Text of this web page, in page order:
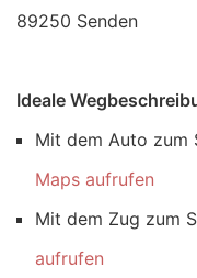
89250 Senden
Ideale
Mit dem Auto zum
Maps aufrufen
Mit dem Zug zum
aufrufen